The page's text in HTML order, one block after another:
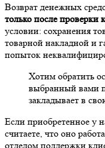
Возврат денежных
только после проверки
условии: сохранения
товарной накладной и
попыток
Хотим обратить
выбранный вами
закладывает в
Если приобретенное у
считаете, что оно
отделом поддержки